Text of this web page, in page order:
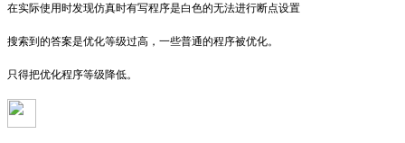
在实际使用时发现仿真时有写程序是白色的无法进行断点设置
搜索到的答案是优化等级过高，一些普通的程序被优化。
只得把优化程序等级降低。